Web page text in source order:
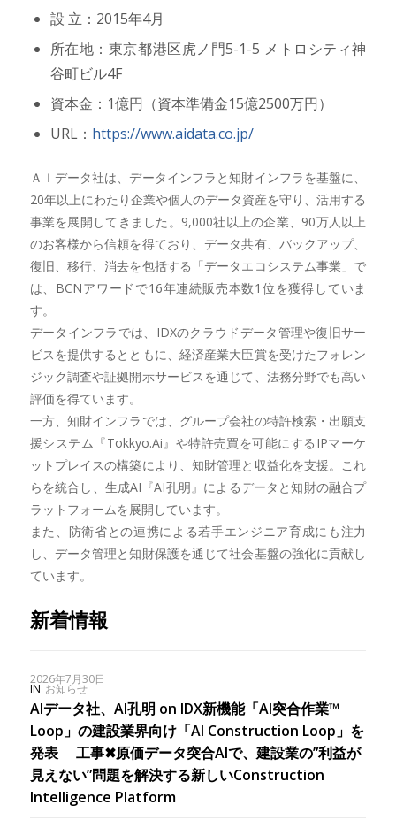
設 立：2015年4月
所在地：東京都港区虎ノ門5-1-5 メトロシティ神
谷町ビル4F
資本金：1億円（資本準備金15億2500万円）
URL： https://www.aidata.co.jp/
ＡＩデータ社は、データインフラと知財インフラを基盤に、
20年以上にわたり企業や個人のデータ資産を守り、活用する
事業を展開してきました。9,000社以上の企業、90万人以上
のお客様から信頼を得ており、データ共有、バックアップ、
復旧、移行、消去を包括する「データエコシステム事業」で
は、BCNアワードで16年連続販売本数1位を獲得していま
す。
データインフラでは、IDXのクラウドデータ管理や復旧サー
ビスを提供するとともに、経済産業大臣賞を受けたフォレン
ジック調査や証拠開示サービスを通じて、法務分野でも高い
評価を得ています。
一方、知財インフラでは、グループ会社の特許検索・出願支
援システム『Tokkyo.Ai』や特許売買を可能にするIPマーケ
ットプレイスの構築により、知財管理と収益化を支援。これ
らを統合し、生成AI『AI孔明』によるデータと知財の融合プ
ラットフォームを展開しています。
また、防衛省との連携による若手エンジニア育成にも注力
し、データ管理と知財保護を通じて社会基盤の強化に貢献し
ています。
新着情報
2026年7月30日
IN お知らせ
AIデータ社、AI孔明 on IDX新機能「AI突合作業™︎
Loop」の建設業界向け「AI Construction Loop」を
発表 工事✖︎原価データ突合AIで、建設業の”利益が
見えない”問題を解決する新しいConstruction
Intelligence Platform